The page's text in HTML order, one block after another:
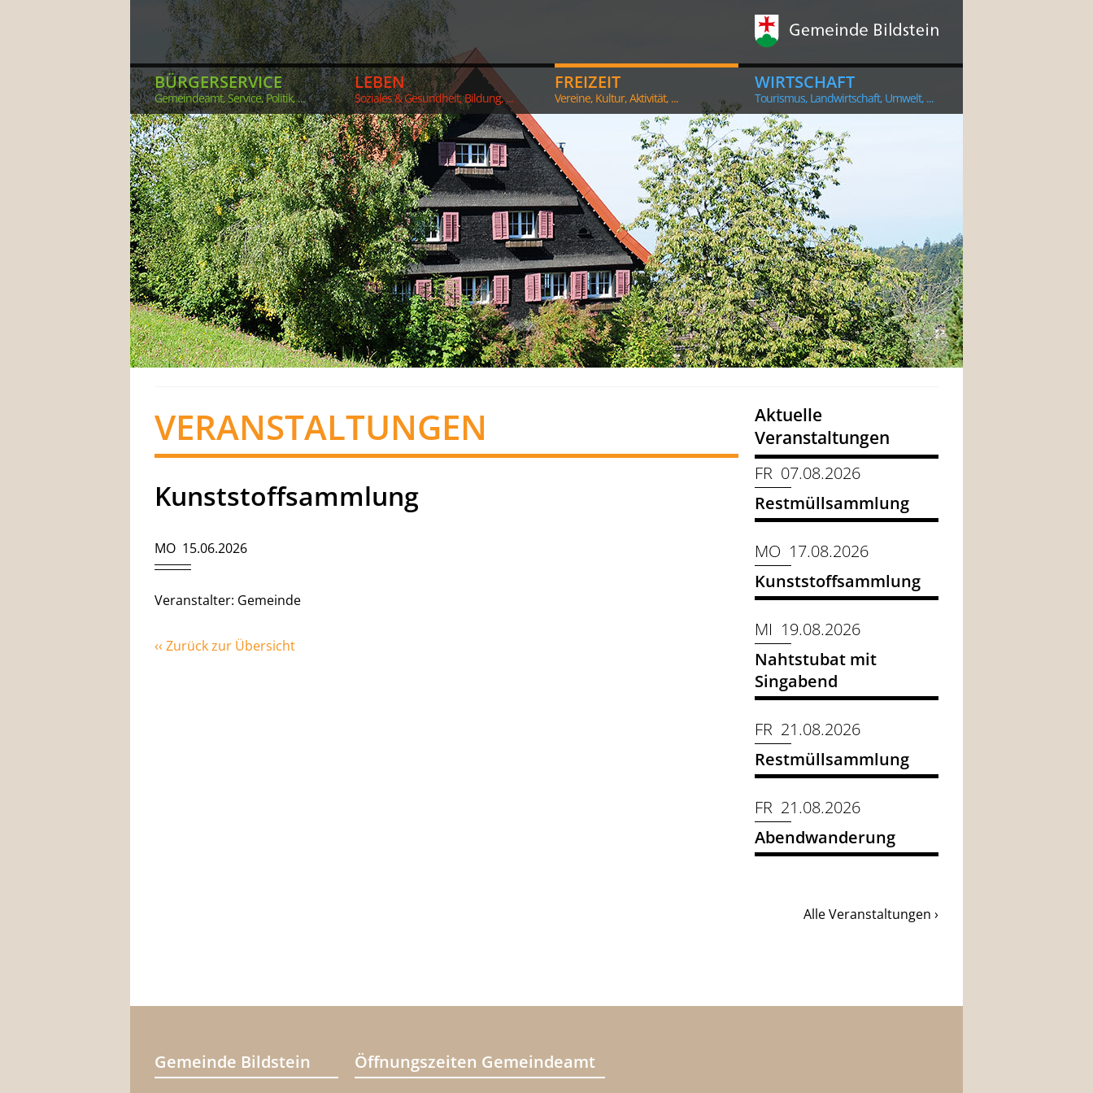
BÜRGERSERVICE
Gemeindeamt, Service, Politik, ...
LEBEN
Soziales & Gesundheit, Bildung, ...
FREIZEIT
Vereine, Kultur, Aktivität, ...
WIRTSCHAFT
Tourismus, Landwirtschaft, Umwelt, ...
VERANSTALTUNGEN
Kunststoffsammlung
MO 15.06.2026
Veranstalter: Gemeinde
‹‹ Zurück zur Übersicht
Aktuelle
Veranstaltungen
FR 07.08.2026
Restmüllsammlung
MO 17.08.2026
Kunststoffsammlung
MI 19.08.2026
Nahtstubat mit
Singabend
FR 21.08.2026
Restmüllsammlung
FR 21.08.2026
Abendwanderung
Alle Veranstaltungen ›
Gemeinde Bildstein Öffnungszeiten Gemeindeamt